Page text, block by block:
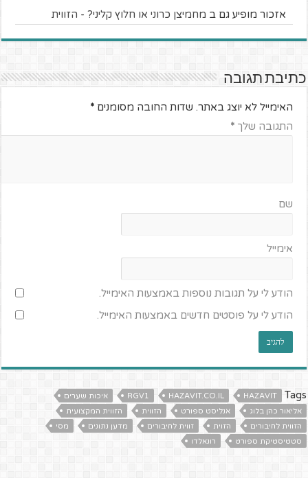
אזכור מופיע גם ב מחמיצן כרוני או חלוץ קליני? - הזווית
כתיבת תגובה
האימייל לא יוצג באתר. שדות החובה מסומנים*
התגובה שלך*
שם
אימייל
הודע לי על תגובות נוספות באמצעות האימייל.
הודע לי על פוסטים חדשים באמצעות האימייל.
Tags
HAZAVIT
HAZAVIT.CO.IL
RGV1
איכות שערים
אליאור כהן בלוג
אנליסט ספורט הזווית
הזווית המקצועית
הזווית לחיבורים
הזוית זווית לחיבורים מדען נתונים
מסי
סטטיסטיקת ספורט
רונאלדו